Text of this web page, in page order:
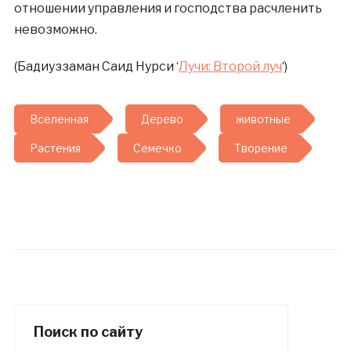
отношении управления и господства расчленить
невозможно.
(Бадиуззаман Саид Нурси ‘Лучи: Второй луч‘)
Вселенная Дерево животные
Растения Семечко Творение
Поиск по сайту